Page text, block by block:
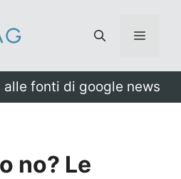
Menu
fonti di google news
no? Le